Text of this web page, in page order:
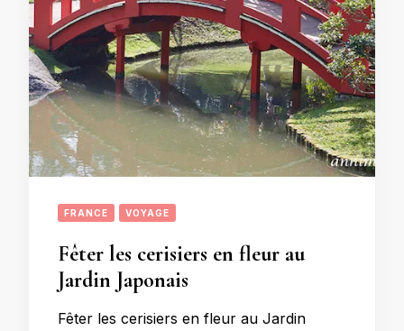
FRANCE VOYAGE
Fêter les cerisiers en fleur au
Jardin Japonais
Fêter les cerisiers en fleur au Jardin